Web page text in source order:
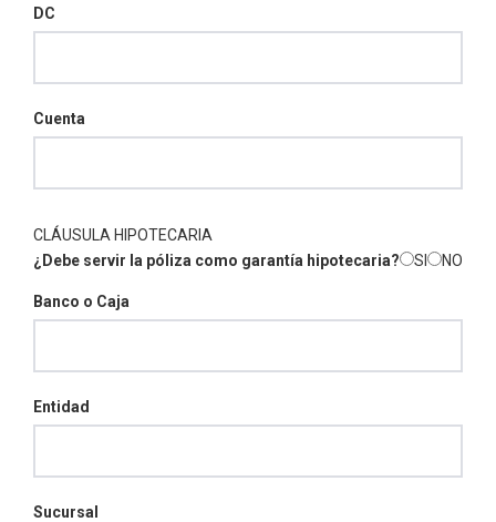
DC
Cuenta
CLÁUSULA HIPOTECARIA
¿Debe servir la póliza como garantía hipotecaria?
SI NO
Banco o Caja
Entidad
Sucursal